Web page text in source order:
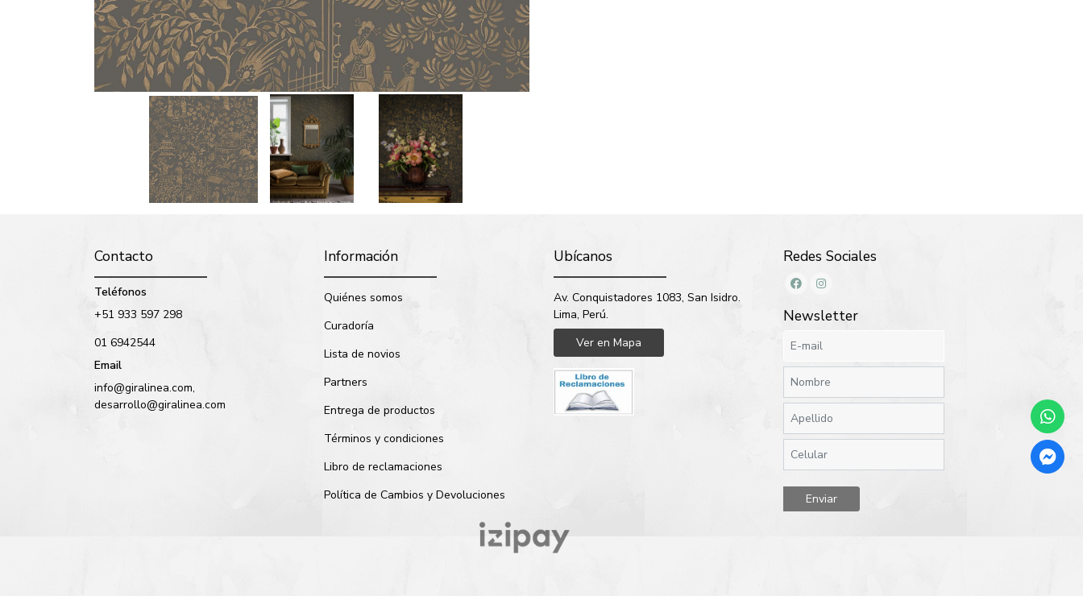
Contacto
Teléfonos
+51 933 597 298
01 6942544
Email
info@giralinea.com,
desarrollo@giralinea.com
Información
Quiénes somos
Curadoría
Lista de novios
Partners
Entrega de productos
Términos y condiciones
Libro de reclamaciones
Política de Cambios y Devoluciones
Ubícanos
Av. Conquistadores 1083, San Isidro.
Lima, Perú.
Ver en Mapa
Redes Sociales
Newsletter
Enviar